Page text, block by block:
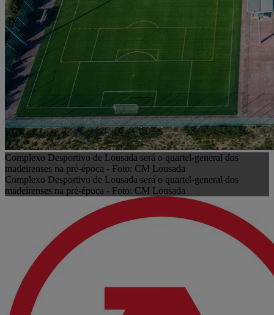
Complexo Desportivo de Lousada será o quartel-general dos
madeirenses na pré-época - Foto: CM Lousada
Complexo Desportivo de Lousada será o quartel-general dos
madeirenses na pré-época - Foto: CM Lousada